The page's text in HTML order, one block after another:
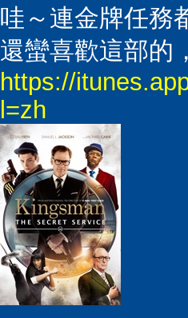
哇～連金牌任務
還蠻喜歡這部的
https://
l=zh